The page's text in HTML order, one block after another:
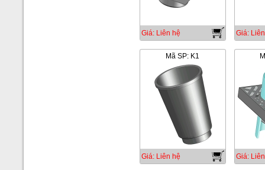
Giá: Liên hệ Giá:
Mã SP: K1
Giá: Liên hệ Giá: